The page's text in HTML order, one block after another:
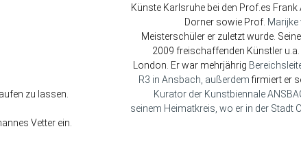
zu lassen.
Vetter ein.
Künste Karlsruhe bei den Prof.es
Dorner sowie Prof.
Meisterschüler er zuletzt wurde.
2009 freischaffenden Künstler
London. Er war mehrjährig
R3 in Ansbach, außerdemfirmiert er
Kurator der Kunstbiennale
seinem Heimatkreis, wo er in der Stadt